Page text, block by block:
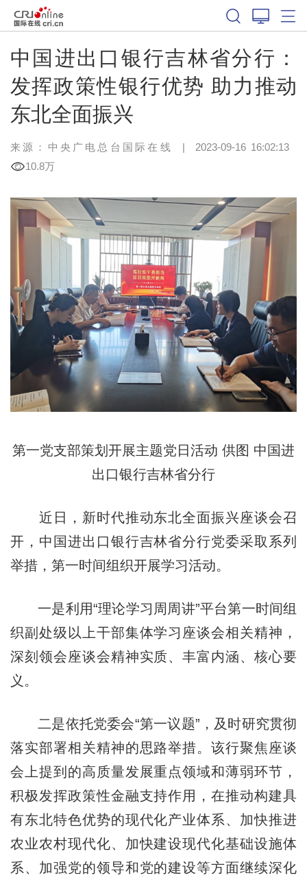
中国进出口银行吉林省分行：
发挥政策性银行优势 助力推动
东北全面振兴
来源：中央广电总台国际在线 | 2023-09-16 16:02:13
10.8万
第一党支部策划开展主题党日活动 供图 中国进
出口银行吉林省分行
近日，新时代推动东北全面振兴座谈会召
开，中国进出口银行吉林省分行党委采取系列
举措，第一时间组织开展学习活动。
一是利用“理论学习周周讲”平台第一时间组
织副处级以上干部集体学习座谈会相关精神，
深刻领会座谈会精神实质、丰富内涵、核心要
义。
二是依托党委会“第一议题”，及时研究贯彻
落实部署相关精神的思路举措。该行聚焦座谈
会上提到的高质量发展重点领域和薄弱环节，
积极发挥政策性金融支持作用，在推动构建具
有东北特色优势的现代化产业体系、加快推进
农业农村现代化、加快建设现代化基础设施体
系、加强党的领导和党的建设等方面继续深化